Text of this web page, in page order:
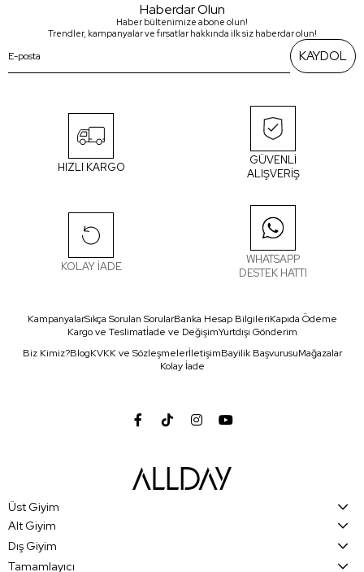
Haberdar Olun
Haber bültenimize abone olun!
Trendler, kampanyalar ve fırsatlar hakkında ilk siz haberdar olun!
KAYDOL
HIZLI KARGO
GÜVENLİ
ALIŞVERİŞ
KOLAY İADE
WHATSAPP
DESTEK HATTI
KampanyalarSıkça Sorulan SorularBanka Hesap BilgileriKapıda Ödeme
Kargo ve Teslimatİade ve DeğişimYurtdışı Gönderim
Biz Kimiz?BlogKVKK ve SözleşmelerİletişimBayilik BaşvurusuMağazalar
Kolay İade
Üst Giyim
Alt Giyim
Dış Giyim
Tamamlayıcı